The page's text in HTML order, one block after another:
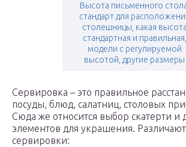
Высота письменного
стандарт для
столешницы, какая высота
стандартная и правильная,
модели с регулируемой
высотой, другие размеры
Сервировка – это правильное
посуды, блюд, салатниц, столовых
Сюда же относится выбор скатерти и
элементов для украшения.
сервировки: